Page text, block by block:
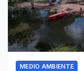
MEDIO AMBIENTE